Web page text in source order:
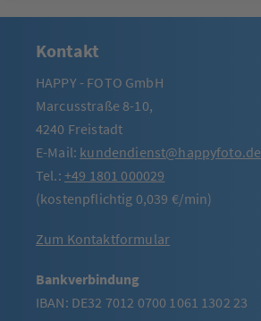
Kontakt
HAPPY - FOTO GmbH
Marcusstraße 8-10,
4240 Freistadt
E-Mail: kundendienst@happyfoto.de
Tel.: +49 1801 000029
(kostenpflichtig 0,039 €/min)
Zum Kontaktformular
Bankverbindung
IBAN: DE32 7012 0700 1061 1302 23